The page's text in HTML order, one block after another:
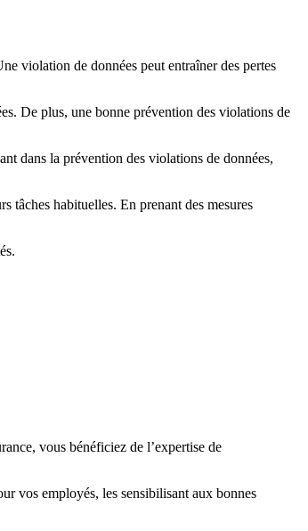
violation de données peut entraîner des pertes
De plus, une bonne prévention des violations de
dans la prévention des violations de données,
tâches habituelles. En prenant des mesures
vous bénéficiez de l’expertise de
vos employés, les sensibilisant aux bonnes